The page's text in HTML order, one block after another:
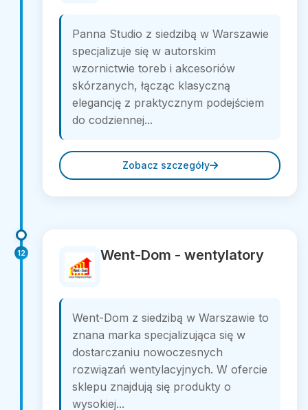
Panna Studio z siedzibą w Warszawie
specjalizuje się w autorskim
wzornictwie toreb i akcesoriów
skórzanych, łącząc klasyczną
elegancję z praktycznym podejściem
do codziennej...
Zobacz szczegóły
12 Went-Dom - wentylatory
Went-Dom z siedzibą w Warszawie to
znana marka specjalizująca się w
dostarczaniu nowoczesnych
rozwiązań wentylacyjnych. W ofercie
sklepu znajdują się produkty o
wysokiej...